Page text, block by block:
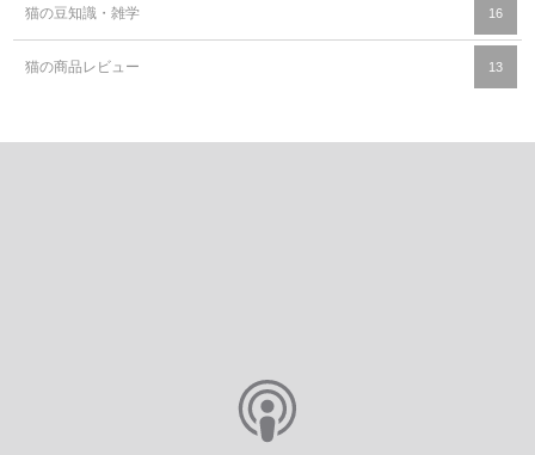
猫の商品レビュー 13